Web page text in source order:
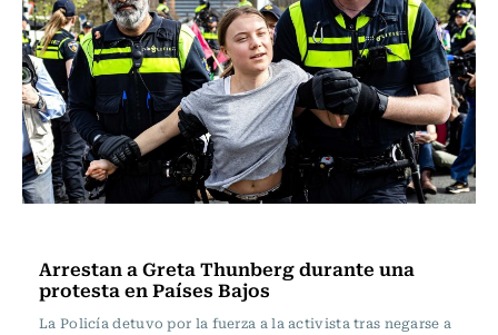
Arrestan a Greta Thunberg durante una
protesta en Países Bajos
La Policía detuvo por la fuerza a la activista tras negarse a